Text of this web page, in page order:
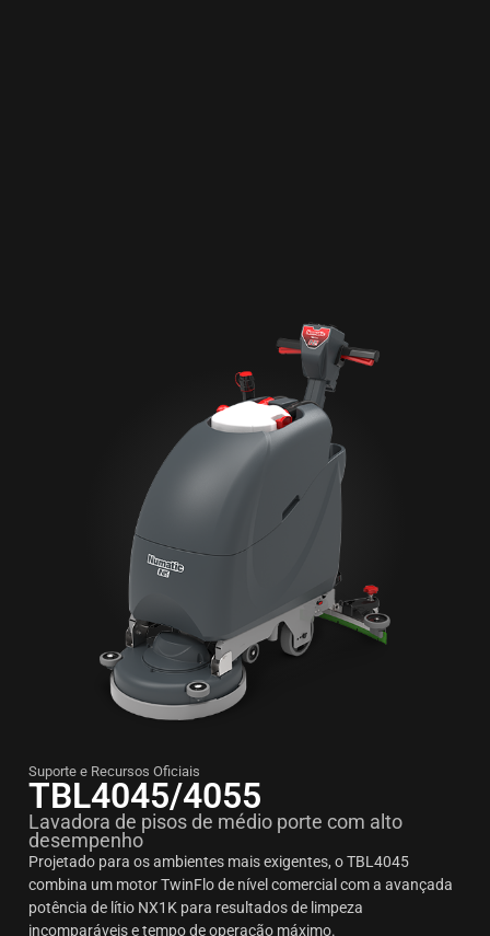
Suporte e Recursos Oficiais
TBL4045/4055
Lavadora de pisos de médio porte com alto
desempenho
Projetado para os ambientes mais exigentes, o TBL4045
combina um motor TwinFlo de nível comercial com a avançada
potência de lítio NX1K para resultados de limpeza
incomparáveis e tempo de operação máximo.